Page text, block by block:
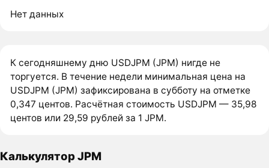
Нет данных
К сегодняшнему дню USDJPM (JPM) нигде не
торгуется. В течение недели минимальная цена на
USDJPM (JPM) зафиксирована в субботу на отметке
0,347 центов. Расчётная стоимость USDJPM — 35,98
центов или 29,59 рублей за 1 JPM.
Калькулятор JPM